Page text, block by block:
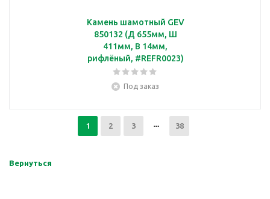
Камень шамотный GEV
850132 (Д 655мм, Ш
411мм, В 14мм,
рифлёный, #REFR0023)
Под заказ
1 2 3 38
Вернуться